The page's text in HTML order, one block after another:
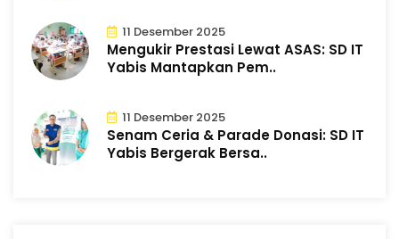
11 Desember 2025
Mengukir Prestasi Lewat ASAS: SD IT
Yabis Mantapkan Pem..
11 Desember 2025
Senam Ceria & Parade Donasi: SD IT
Yabis Bergerak Bersa..